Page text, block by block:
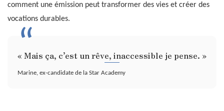
comment une émission peut transformer des vies et créer des
vocations durables.
« Mais ça, c’est un rêve, inaccessible je pense. »
Marine, ex-candidate de la Star Academy